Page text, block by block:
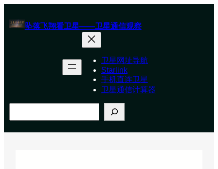
内
坠落飞翔看卫星——卫星通信观察
卫星网址导航
Starlink
手机直连卫星
卫星通信计算器